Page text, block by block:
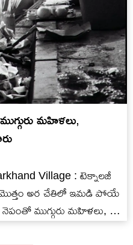
మహిళలు,
Village : టెక్నాలజీ
మొత్తం అర చేతిలో ఇమడి పోయే
ముగ్గురు మహిళలు, ఒక